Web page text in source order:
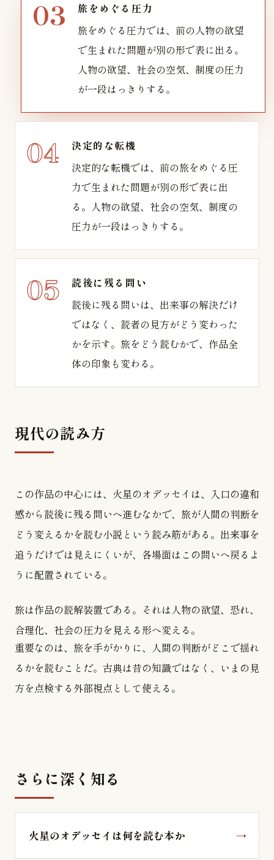
旅をめぐる圧力
旅をめぐる圧力では、前の人物の欲望
で生まれた問題が別の形で表に出る。
人物の欲望、社会の空気、制度の圧力
が一段はっきりする。
決定的な転機
決定的な転機では、前の旅をめぐる圧
力で生まれた問題が別の形で表に出
る。人物の欲望、社会の空気、制度の
圧力が一段はっきりする。
読後に残る問い
読後に残る問いは、出来事の解決だけ
ではなく、読者の見方がどう変わった
かを示す。旅をどう読むかで、作品全
体の印象も変わる。
現代の読み方
この作品の中心には、火星のオデッセイは、入口の違和
感から読後に残る問いへ進むなかで、旅が人間の判断を
どう変えるかを読む小説という読み筋がある。出来事を
追うだけでは見えにくいが、各場面はこの問いへ戻るよ
うに配置されている。
旅は作品の読解装置である。それは人物の欲望、恐れ、
合理化、社会の圧力を見える形へ変える。
重要なのは、旅を手がかりに、人間の判断がどこで揺れ
るかを読むことだ。古典は昔の知識ではなく、いまの見
方を点検する外部視点として使える。
さらに深く知る
火星のオデッセイは何を読む本か